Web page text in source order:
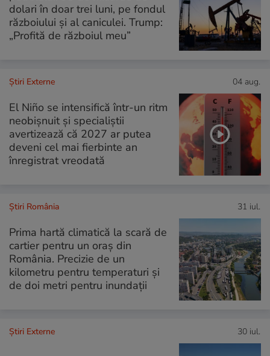
dolari în doar trei luni, pe fondul
războiului și al caniculei. Trump:
„Profită de războiul meu”
Știri Externe 04 aug.
El Niño se intensifică într-un ritm
neobișnuit și specialiștii
avertizează că 2027 ar putea
deveni cel mai fierbinte an
înregistrat vreodată
Știri România 31 iul.
Prima hartă climatică la scară de
cartier pentru un oraș din
România. Precizie de un
kilometru pentru temperaturi și
de doi metri pentru inundații
Știri Externe 30 iul.